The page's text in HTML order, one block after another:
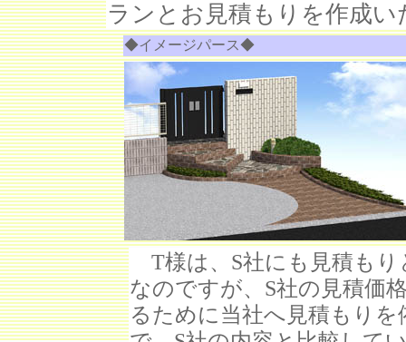
ランとお見積もりを作成
◆イメージパース◆
T様は、S社にも見積も
なのですが、S社の見積価
るために当社へ見積もり